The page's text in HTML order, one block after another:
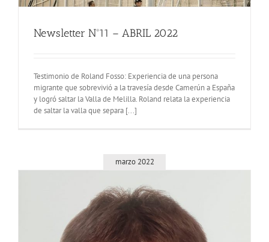
Newsletter Nº11 – ABRIL 2022
Testimonio de Roland Fosso: Experiencia de una persona
migrante que sobrevivió a la travesía desde Camerún a España
y logró saltar la Valla de Melilla. Roland relata la experiencia
de saltar la valla que separa [...]
marzo 2022